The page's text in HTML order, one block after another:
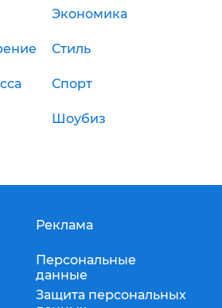
Экономика
Стиль
Спорт
Шоубиз
Реклама
Персональные
данные
Защита персональных